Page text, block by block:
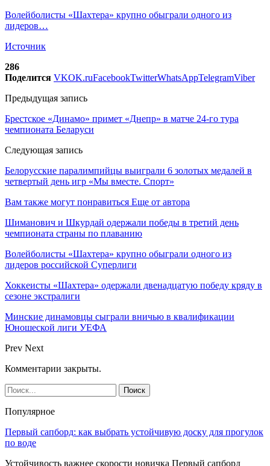
Волейболисты «Шахтера» крупно обыграли одного из
лидеров…
Источник
286
Поделится VKOK.ruFacebookTwitterWhatsAppTelegramViber
Предыдущая запись
Брестское «Динамо» примет «Днепр» в матче 24-го тура
чемпионата Беларуси
Следующая запись
Белорусские паралимпийцы выиграли 6 золотых медалей в
четвертый день игр «Мы вместе. Спорт»
Вам также могут понравиться Еще от автора
Шиманович и Шкурдай одержали победы в третий день
чемпионата страны по плаванию
Волейболисты «Шахтера» крупно обыграли одного из
лидеров российской Суперлиги
Хоккеисты «Шахтера» одержали двенадцатую победу кряду в
сезоне экстралиги
Минские динамовцы сыграли вничью в квалификации
Юношеской лиги УЕФА
Prev Next
Комментарии закрыты.
Популярное
Первый сапборд: как выбрать устойчивую доску для прогулок
по воде
Устойчивость важнее скорости новичка Первый сапборд